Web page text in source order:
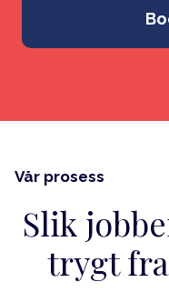
Vår prosess
Slik
trygt